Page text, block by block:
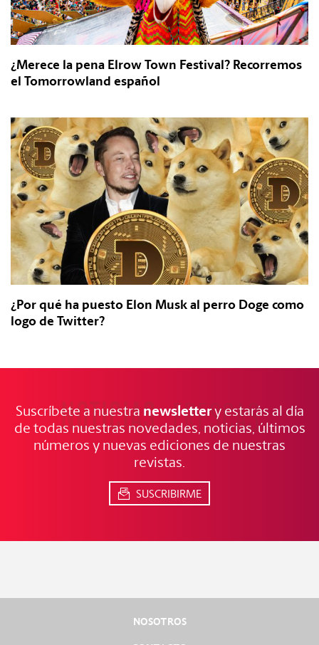
¿Merece la pena Elrow Town Festival? Recorremos
el Tomorrowland español
¿Por qué ha puesto Elon Musk al perro Doge como
logo de Twitter?
NOTICIAS FRESCAS
Suscríbete a nuestra newslettery estarás al día
de todas nuestras novedades, noticias, últimos
números y nuevas ediciones de nuestras
revistas.
SUSCRIBIRME
NOSOTROS